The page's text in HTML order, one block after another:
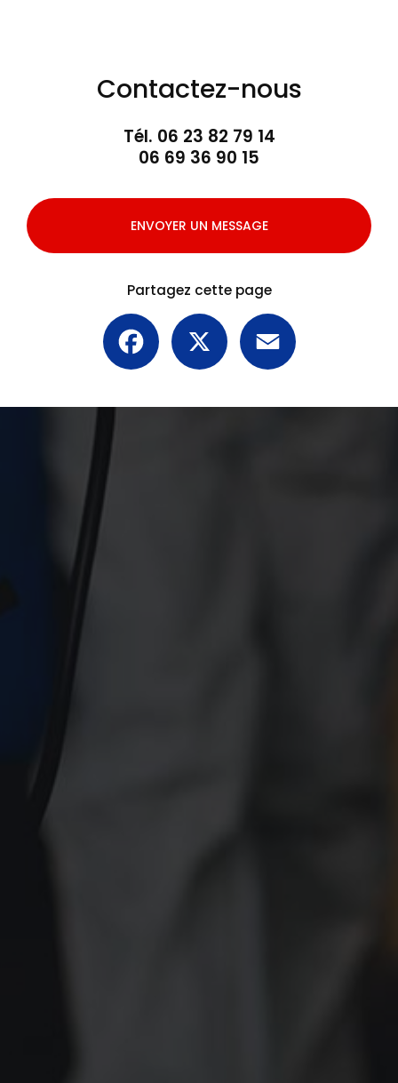
Contactez-nous
Tél. 06 23 82 79 14
06 69 36 90 15
ENVOYER UN MESSAGE
Partagez cette page
Facebook